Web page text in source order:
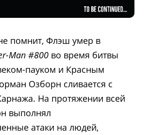
помнит, Флэш умер в
Man #800 во время битвы
пауком и Красным
Озборн сливается с
На протяжении всей
выполнял
атаки на людей,